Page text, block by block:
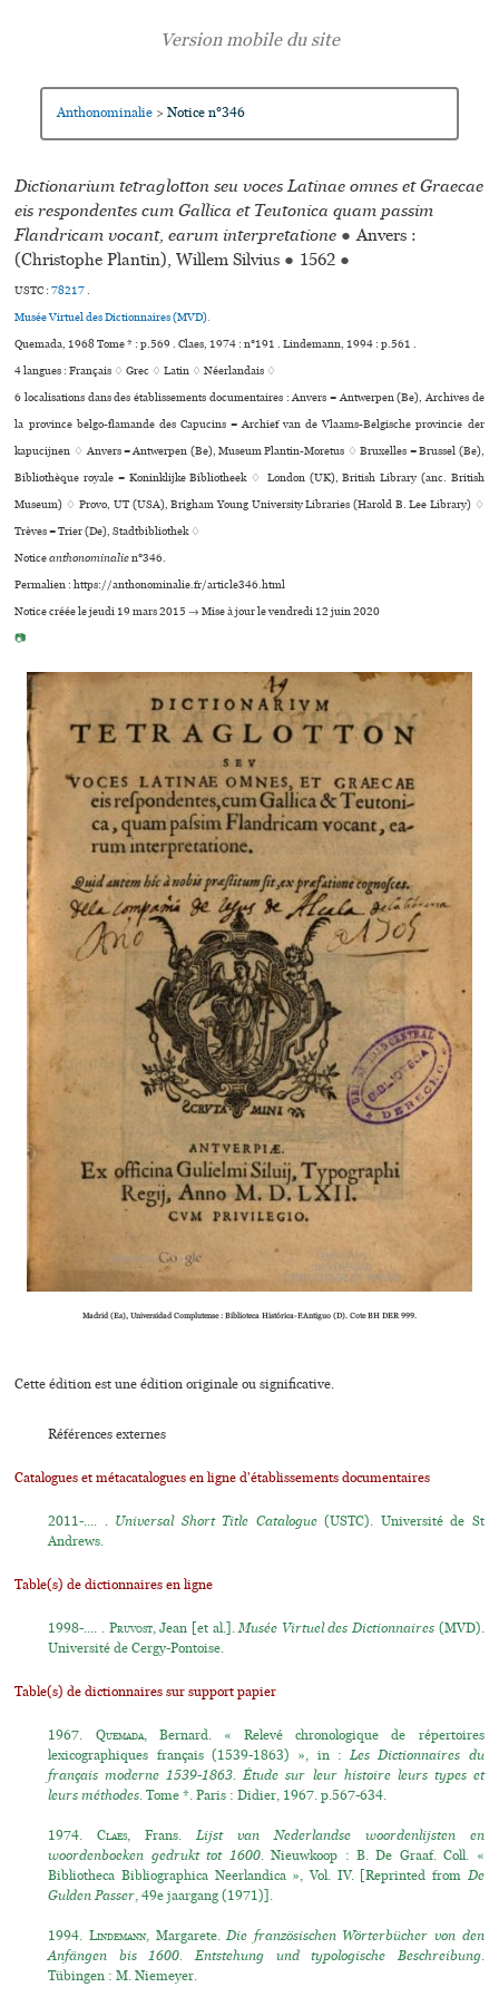
Anthonominalie > Notice n°346
Dictionarium tetraglotton seu voces Latinae omnes et Graecae
eis respondentes cum Gallica et Teutonica quam passim
Flandricam vocant, earum interpretatione ● Anvers :
(Christophe Plantin), Willem Silvius ● 1562 ●
USTC :78217.
Musée Virtuel des Dictionnaires (MVD).
Quemada, 1968 Tome * : p.569 . Claes, 1974 : n°191 . Lindemann, 1994 : p.561 .
4 langues :Français ♢Grec ♢Latin ♢Néerlandais ♢
6 localisations dans des établissements documentaires : Anvers = Antwerpen (Be), Archives de
la province belgo-flamande des Capucins = Archief van de Vlaams-Belgische pro­vin­cie der
kapu­ci­j­nen ♢ Anvers = Antwerpen (Be), Museum Plantin-Moretus ♢ Bruxelles = Brussel (Be),
Bibliothèque royale = Koninklijke Bibliotheek ♢ London (UK), British Library (anc. British
Museum) ♢ Provo, UT (USA), Brigham Young University Libraries (Harold B. Lee Library) ♢
Trèves = Trier (De), Stadtbibliothek ♢
Noticeanthonominalien°346.
Permalien : https://anthonominalie.fr/article346.html
Notice créée le jeudi 19 mars 2015 → Mise à jour le vendredi 12 juin 2020
📷
Madrid (Es), Universidad Complutense : Biblioteca Histórica-F.Antiguo (D). Cote BH DER 999.
Cette édition est une édition originale ou significative.
Références externes
Catalogues et métacatalogues en ligne d'établissements documentaires
2011-.... . Universal Short Title Catalogue(USTC). Université de St
Andrews.
Table(s) de dictionnaires en ligne
1998-.... . Pruvost, Jean [et al.].Musée Virtuel des Dictionnaires(MVD).
Université de Cergy-Pontoise.
Table(s) de dictionnaires sur support papier
1967. Quemada, Bernard. « Relevé chronologique de répertoires
lexicographiques français (1539-1863) », in :Les Dictionnaires du
français moderne 1539-1863. Étude sur leur histoire leurs types et
leurs méthodes. Tome *. Paris : Didier, 1967. p.567-634.
1974.Claes, Frans.Lijst van Nederlandse woordenlijsten en
woordenboeken gedrukt tot 1600.Nieuwkoop : B. De Graaf. Coll. «
Bibliotheca Bibliographica Neerlandica », Vol. IV. [Reprinted fromDe
Gulden Passer, 49e jaargang (1971)].
1994.Lindemann, Margarete.Die französischen Wörterbücher von den
Anfängen bis 1600. Entstehung und typologische Beschreibung.
Tübingen : M. Niemeyer.